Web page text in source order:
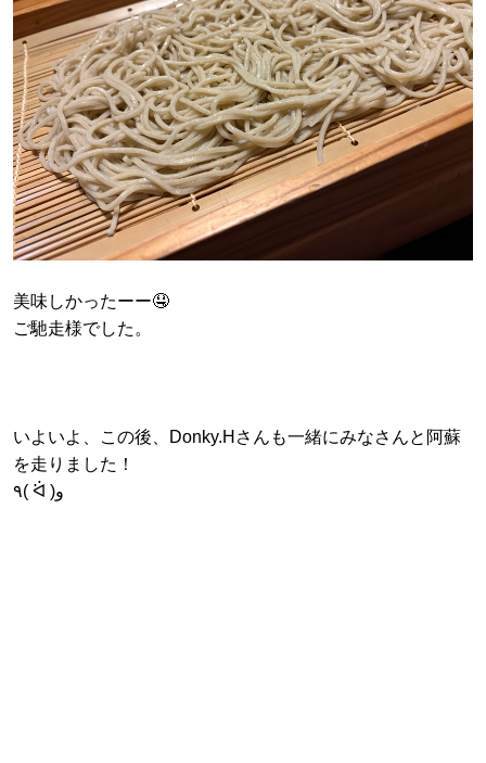
美味しかったーー🤤
ご馳走様でした。
いよいよ、この後、Donky.Hさんも一緒にみなさんと阿蘇
を走りました！
٩( ᐛ )و